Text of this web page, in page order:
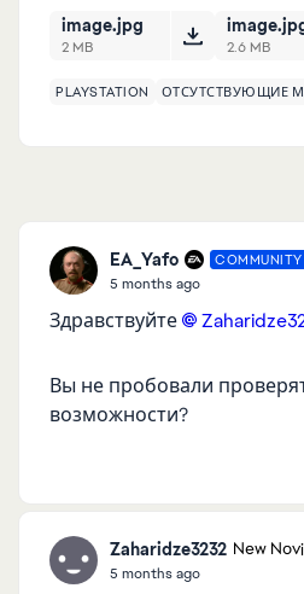
image.jpg
2 MB 2.6 MB
PLAYSTATION ОТСУТСТВУЮЩИЕ
EA_Yafo COMMUNITY
5 months ago
Здравствуйте
Вы не пробовали
возможности?
Zaharidze3232 New
5 months ago